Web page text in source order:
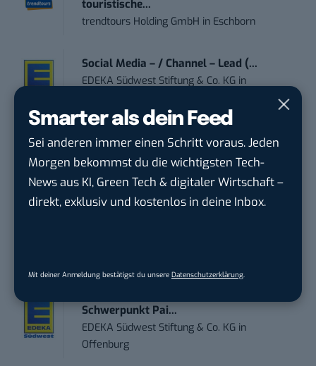
Smarter als dein Feed
Sei anderen immer einen Schritt voraus. Jeden
Morgen bekommst du die wichtigsten Tech-
News aus KI, Green Tech & digitaler Wirtschaft –
direkt, exklusiv und kostenlos in deine Inbox.
Mit deiner Anmeldung bestätigst du unsere Datenschutzerklärung.
touristische...
trendtours Holding GmbH in Eschborn
Social Media – / Channel – Lead (...
EDEKA Südwest Stiftung & Co. KG in
Digital Forensic Analyst (f/m/d)
ZEISSinOberkochen (Baden-Württemberg),
München
Schwerpunkt Pai...
EDEKA Südwest Stiftung & Co. KG in
Offenburg